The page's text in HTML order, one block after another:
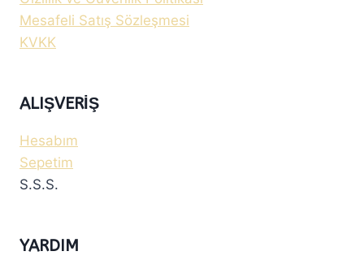
Mesafeli Satış Sözleşmesi
KVKK
ALIŞVERIŞ
Hesabım
Sepetim
S.S.S.
YARDIM